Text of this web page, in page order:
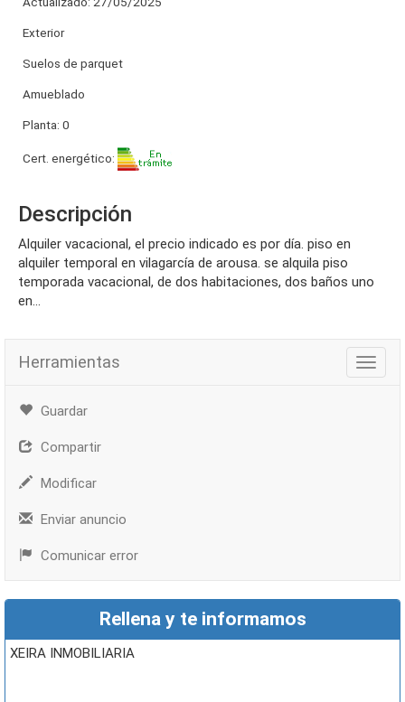
Exterior
Suelos de parquet
Amueblado
Planta: 0
Cert. energético:
Descripción
alquiler vacacional, el precio indicado es por día. piso en
alquiler temporal en vilagarcía de arousa. se alquila piso
temporada vacacional, de dos habitaciones, dos baños uno
en...
Herramientas
Guardar
Compartir
Modificar
Enviar anuncio
Comunicar error
Rellena y te informamos
XEIRA INMOBILIARIA